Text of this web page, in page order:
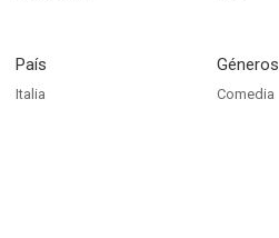
País
Italia
Géneros
Comedia